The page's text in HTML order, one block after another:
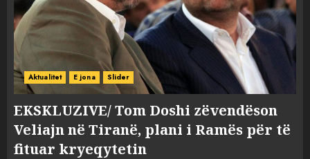
Aktualitet E jona Slider
EKSKLUZIVE/ Tom Doshi zëvendëson
Veliajn në Tiranë, plani i Ramës për të
fituar kryeqytetin